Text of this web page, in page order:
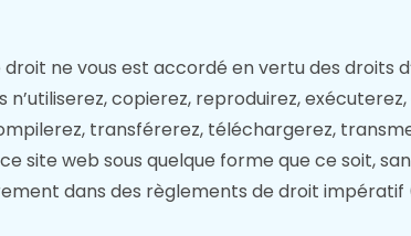
ne vous est accordé en vertu des droits
copierez, reproduirez,
transférerez, téléchargerez,
site web sous quelque forme que ce soit,
dans des règlements de droit impératif